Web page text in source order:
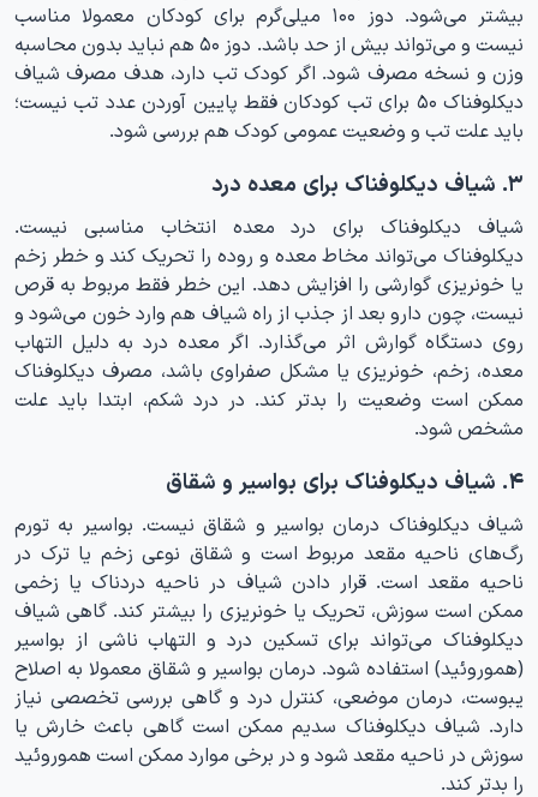
بیشتر می‌شود. دوز ۱۰۰ میلی‌گرم برای کودکان معمولا مناسب
نیست و می‌تواند بیش از حد باشد. دوز ۵۰ هم نباید بدون محاسبه
وزن و نسخه مصرف شود. اگر کودک تب دارد، هدف مصرف شیاف
دیکلوفناک ۵۰ برای تب کودکان فقط پایین آوردن عدد تب نیست؛
باید علت تب و وضعیت عمومی کودک هم بررسی شود.
۳. شیاف دیکلوفناک برای معده درد
شیاف دیکلوفناک برای درد معده انتخاب مناسبی نیست.
دیکلوفناک می‌تواند مخاط معده و روده را تحریک کند و خطر زخم
یا خونریزی گوارشی را افزایش دهد. این خطر فقط مربوط به قرص
نیست، چون دارو بعد از جذب از راه شیاف هم وارد خون می‌شود و
روی دستگاه گوارش اثر می‌گذارد. اگر معده درد به دلیل التهاب
معده، زخم، خونریزی یا مشکل صفراوی باشد، مصرف دیکلوفناک
ممکن است وضعیت را بدتر کند. در درد شکم، ابتدا باید علت
مشخص شود.
۴. شیاف دیکلوفناک برای بواسیر و شقاق
شیاف دیکلوفناک درمان بواسیر و شقاق نیست. بواسیر به تورم
رگ‌های ناحیه مقعد مربوط است و شقاق نوعی زخم یا ترک در
ناحیه مقعد است. قرار دادن شیاف در ناحیه دردناک یا زخمی
ممکن است سوزش، تحریک یا خونریزی را بیشتر کند. گاهی شیاف
دیکلوفناک می‌تواند برای تسکین درد و التهاب ناشی از بواسیر
(هموروئید) استفاده شود. درمان بواسیر و شقاق معمولا به اصلاح
یبوست، درمان موضعی، کنترل درد و گاهی بررسی تخصصی نیاز
دارد. شیاف دیکلوفناک سدیم ممکن است گاهی باعث خارش یا
سوزش در ناحیه مقعد شود و در برخی موارد ممکن است هموروئید
را بدتر کند.